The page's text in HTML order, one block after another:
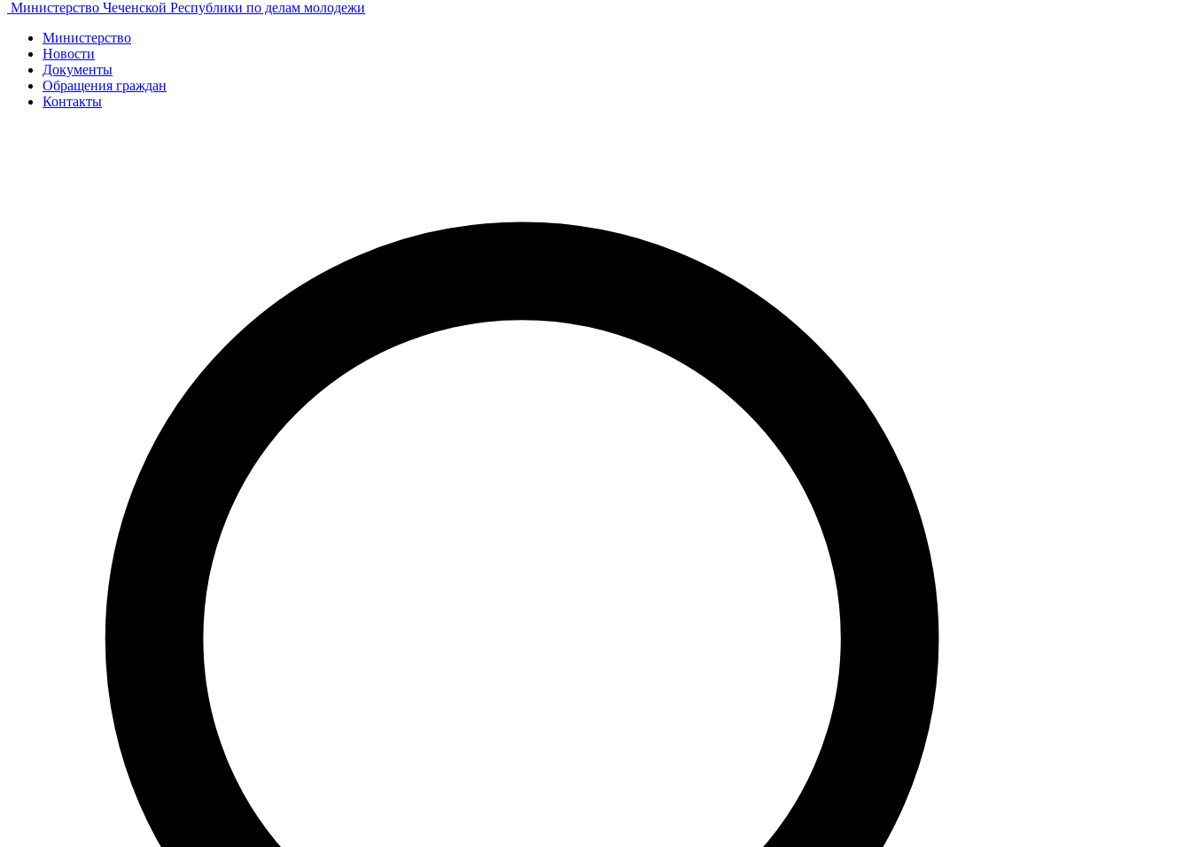
Министерство Чеченской Республики по делам молодежи
Министерство
Новости
Документы
Обращения граждан
Контакты